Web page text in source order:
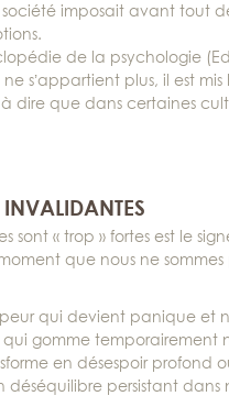
imposait avant tout
de la psychologie
s’appartient plus, il est mis
dire que dans certaines
sont « trop » fortes est le
que nous ne
qui devient panique et
qui gomme
en désespoir profond
persistant dans